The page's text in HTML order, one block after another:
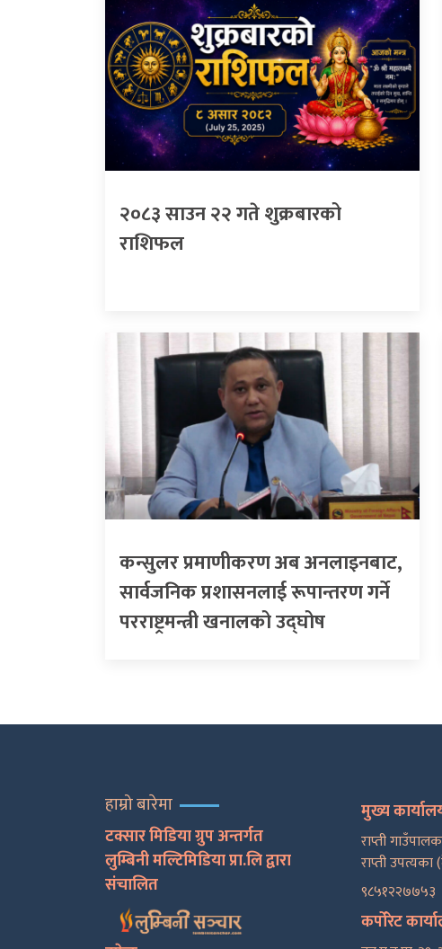
२०८३ साउन २२ गते शुक्रबारको
राशिफल
कन्सुलर प्रमाणीकरण अब अनलाइनबाट,
सार्वजनिक प्रशासनलाई रूपान्तरण गर्ने
परराष्ट्रमन्त्री खनालको उद्घोष
हाम्रो बारेमा
टक्सार मिडिया ग्रुप अन्तर्गत
लुम्बिनी मल्टिमिडिया प्रा.लि द्वारा
संचालित
मुख्य
राप्ती
राप्ती
९८५१२२७७५३
कर्पोरेट